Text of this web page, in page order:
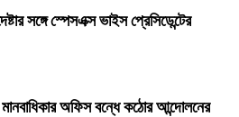
সঙ্গে স্পেসএক্স ভাইস প্রেসিডেন্টের
মানবাধিকার অফিস বন্ধে কঠোর আন্দোলনের